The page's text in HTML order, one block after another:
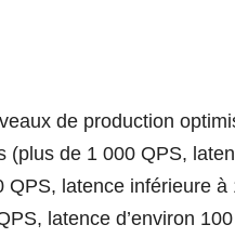
de production
de 1 000 QPS,
latence inférieure à
latence d’environ